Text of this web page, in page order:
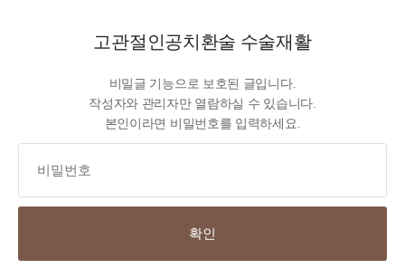
고관절인공치환술 수술재활
비밀글 기능으로 보호된 글입니다.
작성자와 관리자만 열람하실 수 있습니다.
본인이라면 비밀번호를 입력하세요.